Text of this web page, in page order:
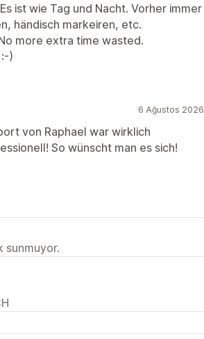
ist wie Tag und Nacht. Vorher immer
händisch markeiren, etc.
more extra time wasted.
)
6 Ağustos 2026
von Raphael war wirklich
So wünscht man es sich!
sunmuyor.